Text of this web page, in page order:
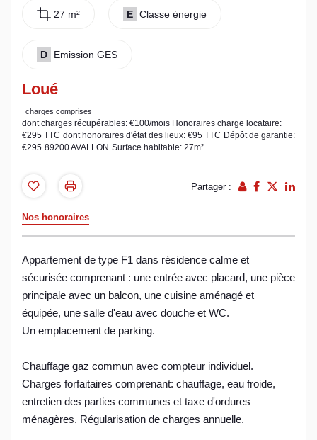
27 m² E Classe énergie
D Emission GES
Loué
charges comprises
dont charges récupérables: €100/mois Honoraires charge locataire:
€295 TTC dont honoraires d'état des lieux: €95 TTC Dépôt de garantie:
€295 89200 AVALLON Surface habitable: 27m²
Partager :
Nos honoraires
Appartement de type F1 dans résidence calme et
sécurisée comprenant : une entrée avec placard, une pièce
principale avec un balcon, une cuisine aménagé et
équipée, une salle d'eau avec douche et WC.
Un emplacement de parking.
Chauffage gaz commun avec compteur individuel.
Charges forfaitaires comprenant: chauffage, eau froide,
entretien des parties communes et taxe d'ordures
ménagères. Régularisation de charges annuelle.